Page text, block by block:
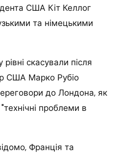
США Кіт Келлог
та німецькими
скасували після
США Марко Рубіо
до Лондона, як
проблеми в
Франція та